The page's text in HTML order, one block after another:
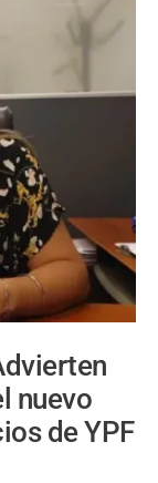
nuevo
de YPF